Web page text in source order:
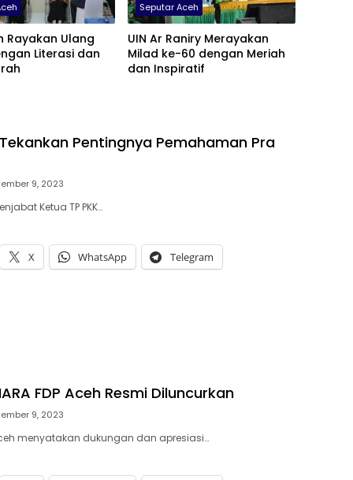
Rayakan Ulang
Literasi dan
Seputar Aceh
UIN Ar Raniry Merayakan
Milad ke-60 dengan Meriah
dan Inspiratif
Pentingnya Pemahaman Pra
9, 2023
Ketua TP PKK…
X WhatsApp Telegram
FDP Aceh Resmi Diluncurkan
9, 2023
menyatakan dukungan dan apresiasi…